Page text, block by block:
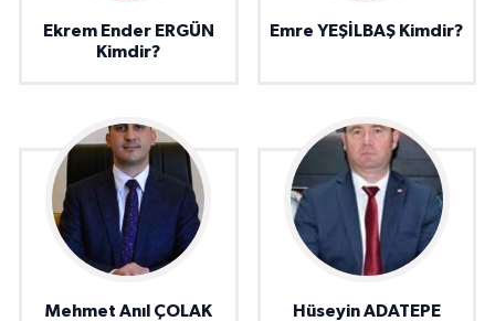
Ekrem Ender ERGÜN
Kimdir?
Emre YEŞİLBAŞ Kimdir?
Mehmet Anıl ÇOLAK
Hüseyin ADATEPE